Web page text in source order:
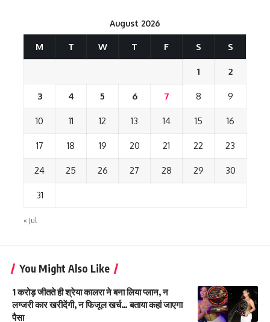
August 2026
M T W T F S S
1 2
3 4 5 6 7 8 9
10 11 12 13 14 15 16
17 18 19 20 21 22 23
24 25 26 27 28 29 30
31
« Jul
You Might Also Like
1 करोड़ जीतते ही श्रेया कालरा ने बना लिया प्लान, न
लग्जरी कार खरीदेंगी, न फिजूल खर्च… बताया कहां जाएगा
पैसा